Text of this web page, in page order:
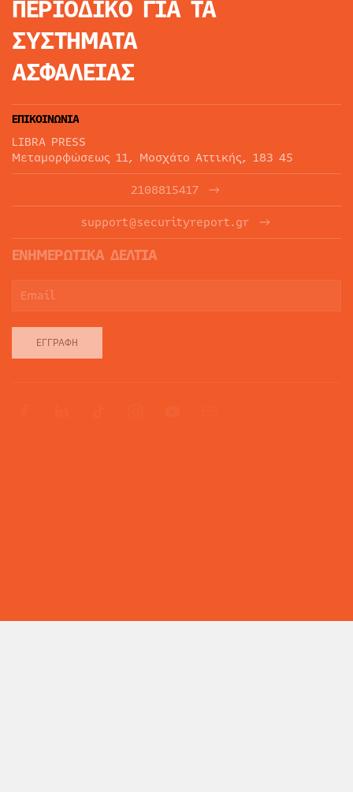
ΠΕΡΙΟΔΙΚΟ ΓΙΑ ΤΑ
ΣΥΣΤΗΜΑΤΑ
ΑΣΦΑΛΕΙΑΣ
ΕΠΙΚΟΙΝΩΝΙΑ
LIBRA PRESS
Μεταμορφώσεως 11, Μοσχάτο Αττικής, 183 45
2108815417
support@securityreport.gr
ΕΝΗΜΕΡΩΤΙΚΑ ΔΕΛΤΙΑ
ΕΓΓΡΑΦΉ